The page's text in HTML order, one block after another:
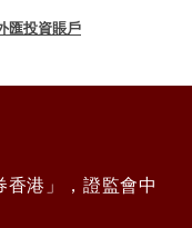
匯投資賬戶
港」，證監會中